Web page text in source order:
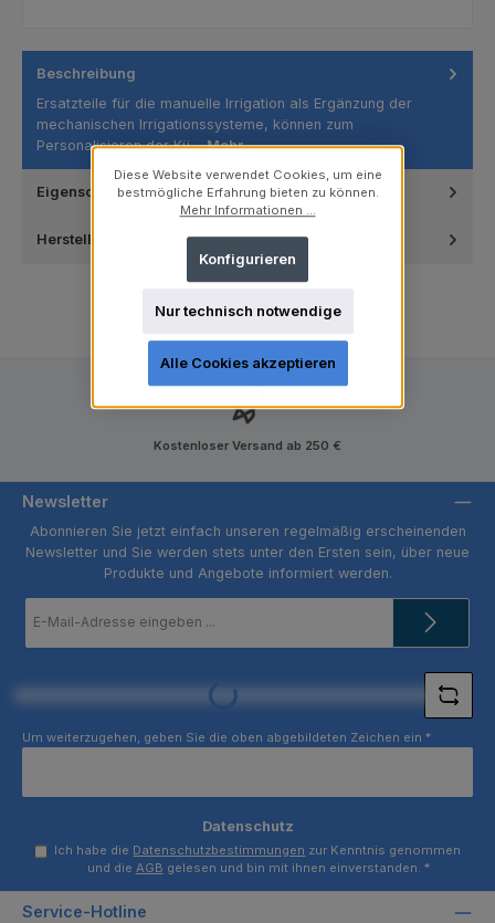
Beschreibung
Ersatzteile für die manuelle Irrigation als Ergänzung der
mechanischen Irrigationssysteme, können zum
Personalisieren der Kü…Mehr
Eigenschaften
Hersteller
Kostenloser Versand ab 250 €
Newsletter
Abonnieren Sie jetzt einfach unseren regelmäßig erscheinenden
Newsletter und Sie werden stets unter den Ersten sein, über neue
Produkte und Angebote informiert werden.
Mail-
Loading...
Um weiterzugehen, geben Sie die oben abgebildeten Zeichen ein *
Datenschutz
Ich habe die Datenschutzbestimmungen zur Kenntnis genommen
und die AGB gelesen und bin mit ihnen einverstanden. *
Service-Hotline
Diese Website verwendet Cookies, um eine
bestmögliche Erfahrung bieten zu können.
Mehr Informationen ...
Nur technisch notwendige
Konfigurieren
Alle Cookies akzeptieren